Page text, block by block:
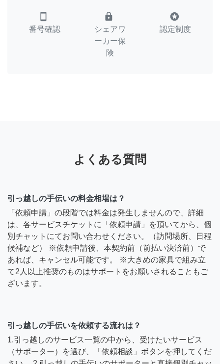
smartphone
番号確認
lock
シェアワ
ーカー保
険
stars
認定制度
よくある質問
引っ越しの手伝いの料金相場は？
「依頼申請」の段階では料金は発生しませんので、詳細
は、各サービスチケットに「依頼申請」を頂いてから、個
別チャットにてお問い合わせください。（訪問場所、日程
候補など） ※依頼申請後、本契約前（前払い決済前）で
あれば、キャンセル可能です。 ※大きめの家具で組み立
て2人以上推奨のものはサポートをお願いされることもご
ざいます。
引っ越しの手伝いを依頼する流れは？
1.引っ越しのサービス一覧の中から、受けたいサービス
（サポーター）を選び、「依頼相談」ボタンを押してくだ